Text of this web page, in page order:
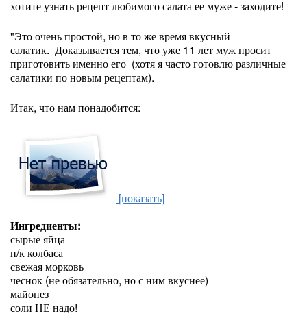
хотите узнать рецепт любимого салата ее муже - заходите!
"Это очень простой, но в то же время вкусный
салатик. Доказывается тем, что уже 11 лет муж просит
приготовить именно его (хотя я часто готовлю различные
салатики по новым рецептам).
Итак, что нам понадобится:
[показать]
Ингредиенты:
сырые яйца
п/к колбаса
свежая морковь
чеснок (не обязательно, но с ним вкуснее)
майонез
соли НЕ надо!